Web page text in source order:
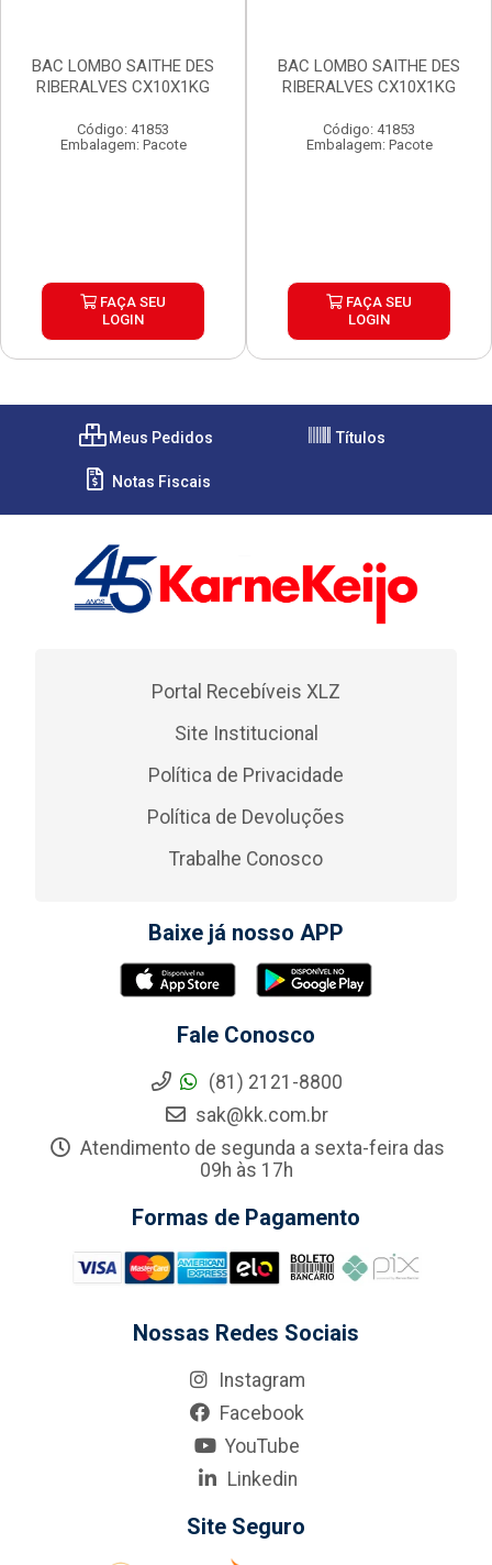
BAC LOMBO SAITHE DES
RIBERALVES CX10X1KG
Código: 41853
Embalagem: Pacote
FAÇA SEU
LOGIN
BAC LOMBO SAITHE DES
RIBERALVES CX10X1KG
Código: 41853
Embalagem: Pacote
FAÇA SEU
LOGIN
Meus Pedidos Títulos
Notas Fiscais
Portal Recebíveis XLZ
Site Institucional
Política de Privacidade
Política de Devoluções
Trabalhe Conosco
Baixe já nosso APP
Fale Conosco
(81) 2121-8800
sak@kk.com.br
Atendimento de segunda a sexta-feira das
09h às 17h
Formas de Pagamento
Nossas Redes Sociais
Instagram
Facebook
YouTube
Linkedin
Site Seguro